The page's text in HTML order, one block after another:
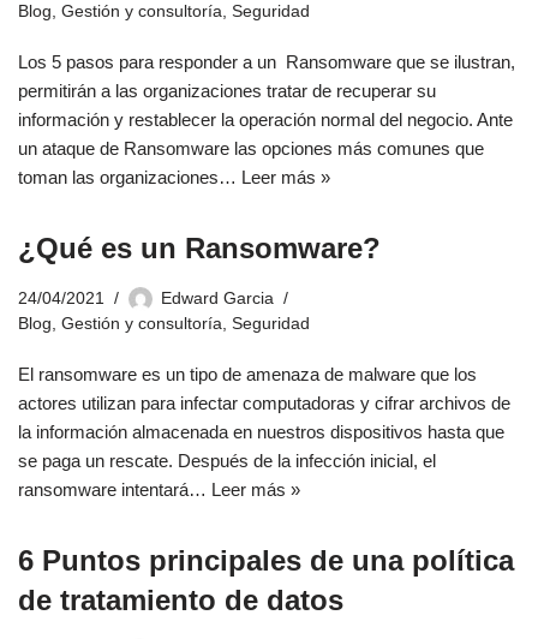
Blog Gestión y consultoría Seguridad
Los 5 pasos para responder a un Ransomware que se ilustran,
permitirán a las organizaciones tratar de recuperar su
información y restablecer la operación normal del negocio. Ante
un ataque de Ransomware las opciones más comunes que
toman las organizaciones… Leer más »
¿Qué es un Ransomware?
24/04/2021
Edward Garcia
Blog Gestión y consultoría Seguridad
El ransomware es un tipo de amenaza de malware que los
actores utilizan para infectar computadoras y cifrar archivos de
la información almacenada en nuestros dispositivos hasta que
se paga un rescate. Después de la infección inicial, el
ransomware intentará… Leer más »
6 Puntos principales de una política
de tratamiento de datos